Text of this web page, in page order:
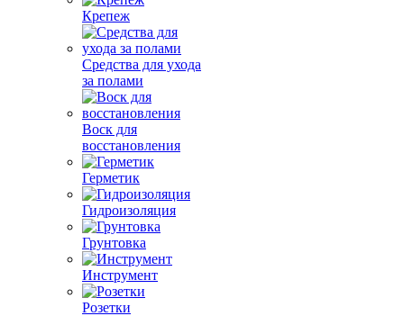
Крепеж
Средства для ухода
за полами
Воск для
восстановления
Герметик
Гидроизоляция
Грунтовка
Инструмент
Розетки